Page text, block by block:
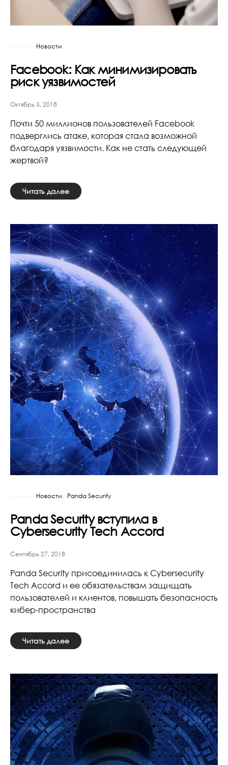
Новости
Facebook: Как минимизировать
риск уязвимостей
Октябрь 3, 2018
Почти 50 миллионов пользователей Facebook
подверглись атаке, которая стала возможной
благодаря уязвимости. Как не стать следующей
жертвой?
Читать далее
Новости Panda Security
Panda Security вступила в
Cybersecurity Tech Accord
Сентябрь 27, 2018
Panda Security присоединилась к Cybersecurity
Tech Accord и ее обязательствам защищать
пользователей и клиентов, повышать безопасность
кибер-пространства
Читать далее